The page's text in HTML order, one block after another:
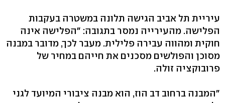
עיריית תל אביב הגישה תלונה במשטרה בעקבות
הפלישה. מהעירייה נמסר בתגובה: "הפלישה אינה
חוקית ומהווה עבירה פלילית. מעבר לכך, מדובר במבנה
מסוכן והפולשים מסכנים את חייהם במחיר של
פרובוקציה זולה.
"המבנה ברחוב דב הוז, הוא מבנה ציבורי המיועד לגני